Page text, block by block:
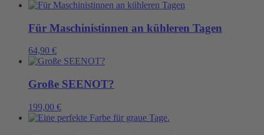
Für Maschinistinnen an kühleren Tagen
64,90 €
Große SEENOT?
199,00 €